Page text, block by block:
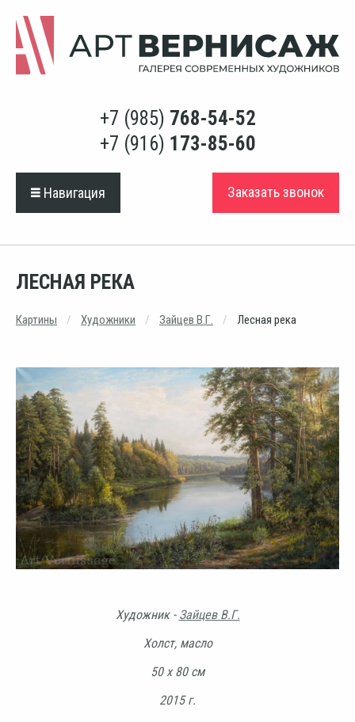
+7 (985) 768-54-52
+7 (916) 173-85-60
Навигация Заказать звонок
ЛЕСНАЯ РЕКА
Картины Художники Зайцев В.Г. Лесная река
Художник - Зайцев В.Г.
Холст, масло
50 х 80 см
2015 г.